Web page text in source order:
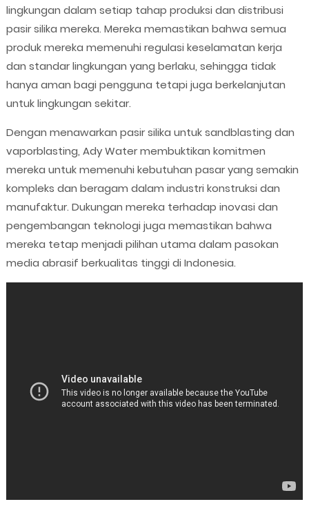
lingkungan dalam setiap tahap produksi dan distribusi
pasir silika mereka. Mereka memastikan bahwa semua
produk mereka memenuhi regulasi keselamatan kerja
dan standar lingkungan yang berlaku, sehingga tidak
hanya aman bagi pengguna tetapi juga berkelanjutan
untuk lingkungan sekitar.
Dengan menawarkan pasir silika untuk sandblasting dan
vaporblasting, Ady Water membuktikan komitmen
mereka untuk memenuhi kebutuhan pasar yang semakin
kompleks dan beragam dalam industri konstruksi dan
manufaktur. Dukungan mereka terhadap inovasi dan
pengembangan teknologi juga memastikan bahwa
mereka tetap menjadi pilihan utama dalam pasokan
media abrasif berkualitas tinggi di Indonesia.